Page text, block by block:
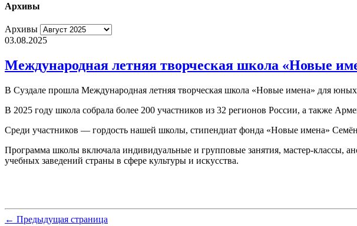
Архивы
Архивы
03.08.2025
Международная летняя творческая школа «Новые
В Суздале прошла Международная летняя творческая школа «Новые имена» для
В 2025 году школа собрала более 200 участников из 32 регионов России, а также
Среди участников — гордость нашей школы, стипендиат фонда «Новые имена»
Программа школы включала индивидуальные и групповые занятия, мастер-классы,
учебных заведений страны в сфере культуры и искусства.
← Предыдущая страница